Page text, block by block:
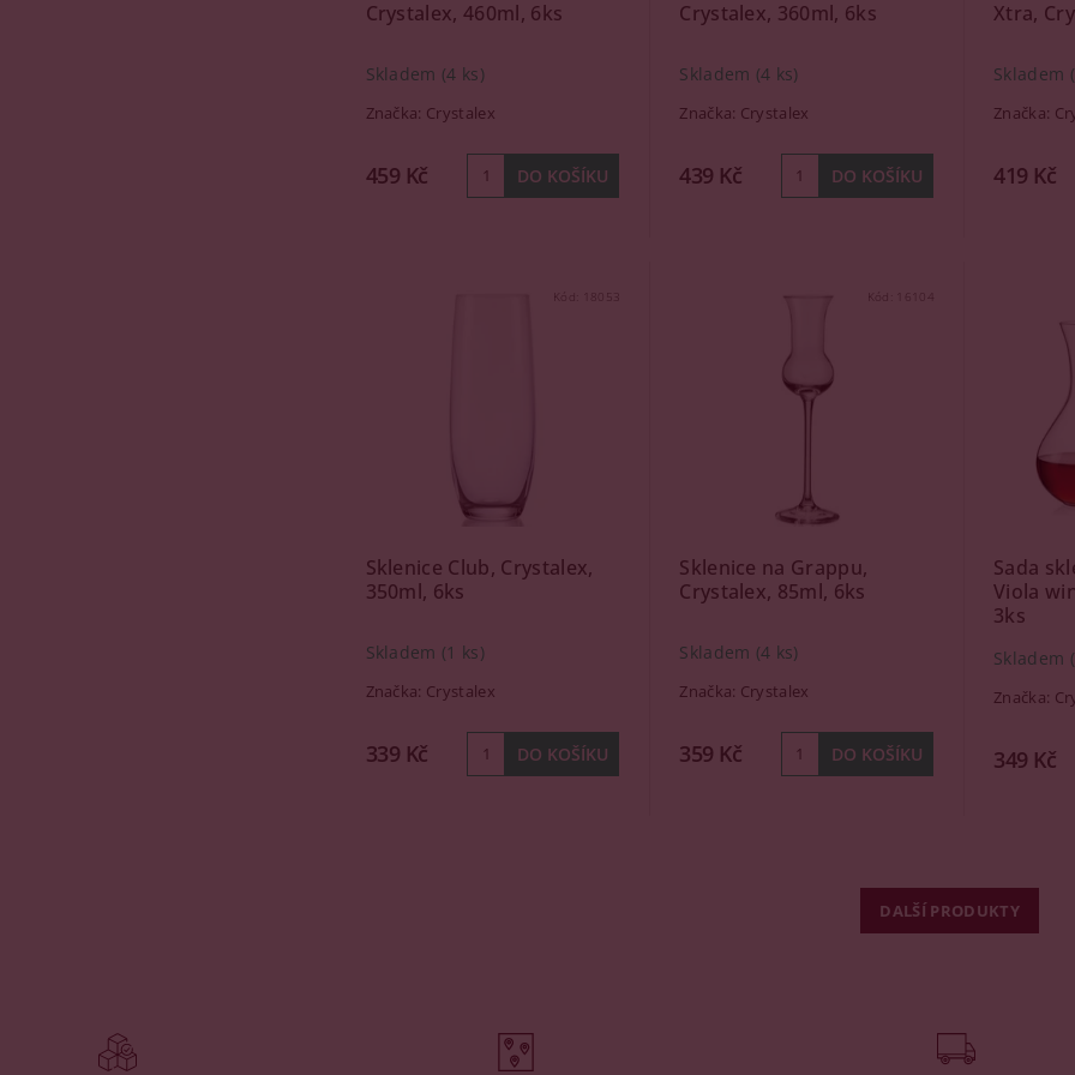
Crystalex, 460ml, 6ks
Skladem (4 ks)
Značka: Crystalex
459 Kč
Crystalex, 360ml, 6ks
Skladem (4 ks)
Značka: Crystalex
439 Kč
Xtra,
Skladem
Značka:
419 Kč
Kód: 18053
Sklenice Club, Crystalex,
350ml, 6ks
Skladem (1 ks)
Značka: Crystalex
339 Kč
Kód: 16104
Sklenice na Grappu,
Crystalex, 85ml, 6ks
Skladem (4 ks)
Značka: Crystalex
359 Kč
Sada
Viola
3ks
Skladem
Značka:
349 Kč
DALŠÍ PRODUKTY